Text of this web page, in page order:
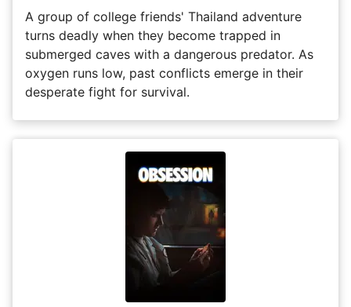
A group of college friends' Thailand adventure
turns deadly when they become trapped in
submerged caves with a dangerous predator. As
oxygen runs low, past conflicts emerge in their
desperate fight for survival.